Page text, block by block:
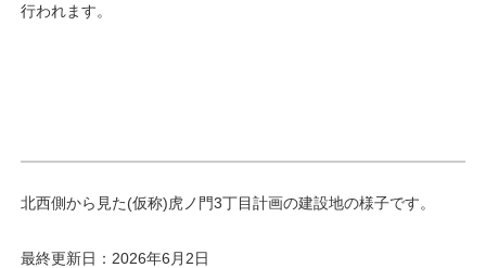
行われます。
北西側から見た(仮称)虎ノ門3丁目計画の建設地の様子です。
最終更新日：2026年6月2日